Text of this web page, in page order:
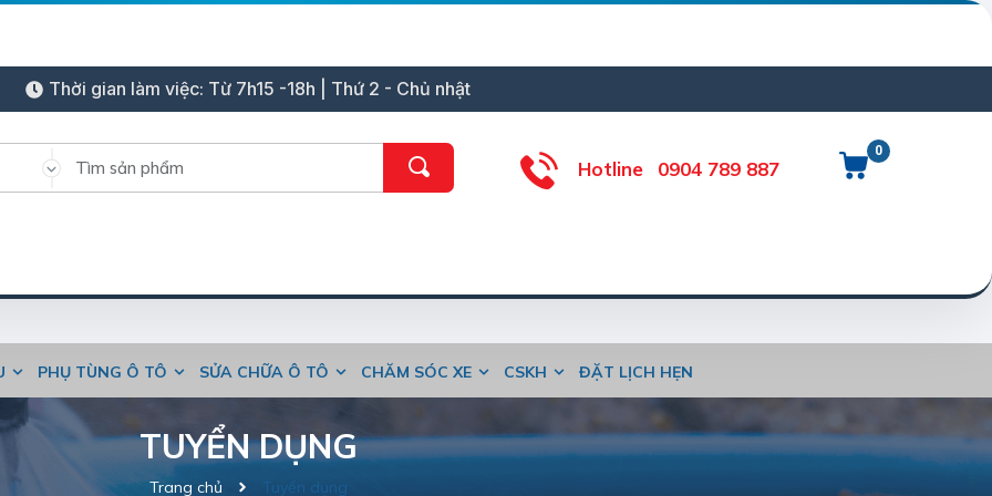
Thời gian làm việc: Từ 7h15 -18h | Thứ 2 - Chủ nhật
0
Hotline 0904 789 887
PHỤ TÙNG Ô TÔ SỬA CHỮA Ô TÔ CHĂM SÓC XE CSKH ĐẶT LỊCH HẸN
TUYỂN DỤNG
Trang chủ Tuyển dụng